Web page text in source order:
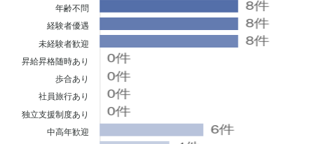
年齢不問
経験者優遇
未経験者歓迎
昇給昇格随時あり
歩合あり
社員旅行あり
独立支援制度あり
中高年歓迎